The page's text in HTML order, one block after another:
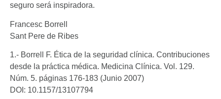
seguro será inspiradora.
Francesc Borrell
Sant Pere de Ribes
1.- Borrell F. Ética de la seguridad clínica. Contribuciones
desde la práctica médica. Medicina Clínica. Vol. 129.
Núm. 5. páginas 176-183 (Junio 2007)
DOI: 10.1157/13107794